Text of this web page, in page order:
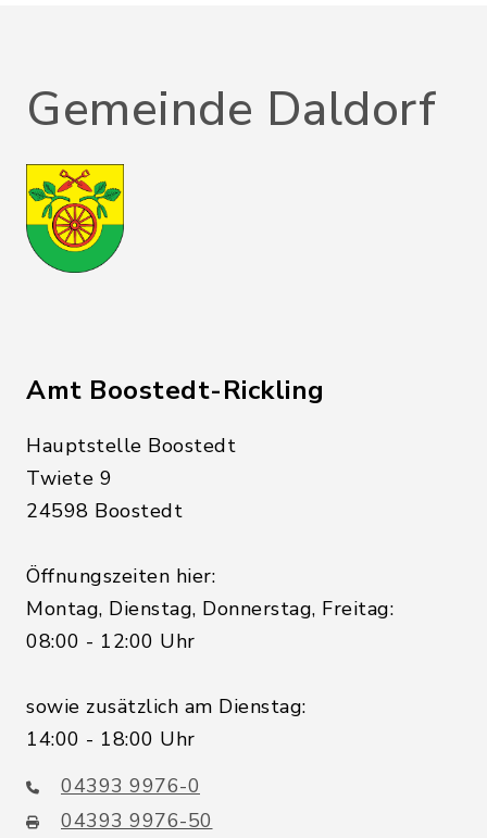
Gemeinde Daldorf
Amt Boostedt-Rickling
Hauptstelle Boostedt
Twiete 9
24598 Boostedt
Öffnungszeiten hier:
Montag, Dienstag, Donnerstag, Freitag:
08:00 - 12:00 Uhr
sowie zusätzlich am Dienstag:
14:00 - 18:00 Uhr
04393 9976-0
04393 9976-50